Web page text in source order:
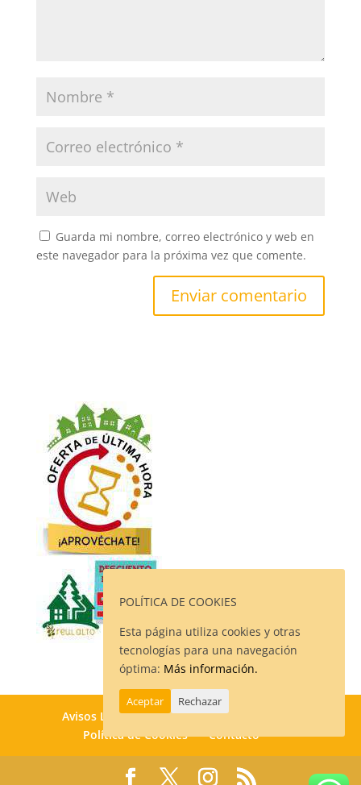
Guarda mi nombre, correo electrónico y web en
este navegador para la próxima vez que comente.
Avisos Legales
Política de Privacidad
Política de Cookies
Contacto
POLÍTICA DE COOKIES
Esta página utiliza cookies y otras
tecnologías para una navegación
óptima: Más información.
Aceptar Rechazar